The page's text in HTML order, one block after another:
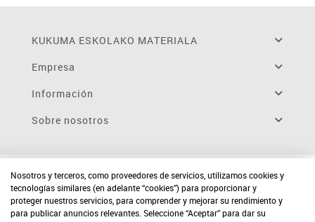
KUKUMA ESKOLAKO MATERIALA
Empresa
Información
Sobre nosotros
Nosotros y terceros, como proveedores de servicios, utilizamos cookies y
tecnologías similares (en adelante “cookies”) para proporcionar y
proteger nuestros servicios, para comprender y mejorar su rendimiento y
para publicar anuncios relevantes. Seleccione “Aceptar” para dar su